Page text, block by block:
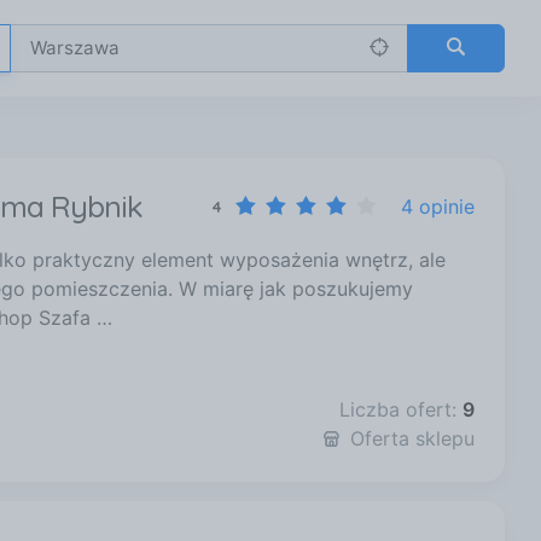
Rybnik 4 4 opinie
praktyczny element wyposażenia wnętrz, ale
pomieszczenia. W miarę jak poszukujemy
Szafa …
Liczba ofert: 9
Oferta sklepu